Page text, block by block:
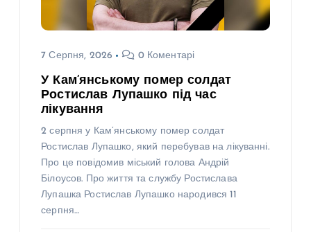
7 Серпня, 2026 0 Коментарі
У Кам’янському помер солдат
Ростислав Лупашко під час
лікування
2 серпня у Кам’янському помер солдат
Ростислав Лупашко, який перебував на лікуванні.
Про це повідомив міський голова Андрій
Білоусов. Про життя та службу Ростислава
Лупашка Ростислав Лупашко народився 11
серпня…